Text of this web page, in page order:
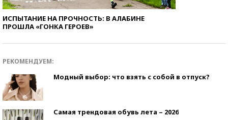
ИСПЫТАНИЕ НА ПРОЧНОСТЬ: В АЛАБИНЕ
ПРОШЛА «ГОНКА ГЕРОЕВ»
РЕКОМЕНДУЕМ:
Модный выбор: что взять с собой в отпуск?
Самая трендовая обувь лета – 2026